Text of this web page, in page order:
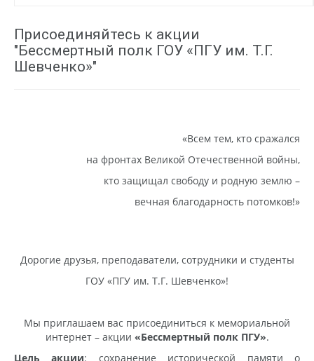
Присоединяйтесь к акции
"Бессмертный полк ГОУ «ПГУ им. Т.Г.
Шевченко»"
«Всем тем, кто сражался
на фронтах Великой Отечественной войны,
кто защищал свободу и родную землю –
вечная благодарность потомков!»
Дорогие друзья, преподаватели, сотрудники и студенты
ГОУ «ПГУ им. Т.Г. Шевченко»!
Мы приглашаем вас присоединиться к мемориальной
интернет – акции «Бессмертный полк ПГУ».
Цель акции: сохранение исторической памяти о